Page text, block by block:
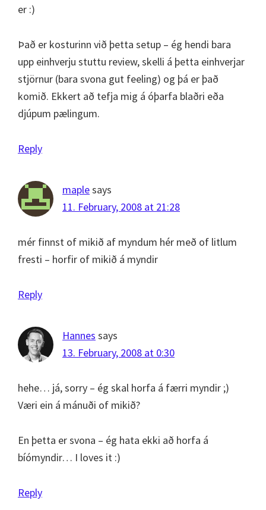
er :)
Það er kosturinn við þetta setup – ég hendi bara
upp einhverju stuttu review, skelli á þetta einhverjar
stjörnur (bara svona gut feeling) og þá er það
komið. Ekkert að tefja mig á óþarfa blaðri eða
djúpum pælingum.
Reply
maplesays
11. February, 2008 at 21:28
mér finnst of mikið af myndum hér með of litlum
fresti – horfir of mikið á myndir
Reply
Hannes says
13. February, 2008 at 0:30
hehe… já, sorry – ég skal horfa á færri myndir ;)
Væri ein á mánuði of mikið?
En þetta er svona – ég hata ekki að horfa á
bíómyndir… I loves it :)
Reply